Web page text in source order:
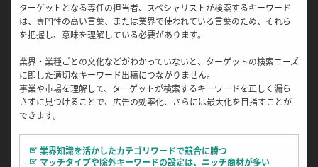
ターゲットとなる専任の担当者、スペシャリストが検索するキーワード
は、専門性の高い言葉、または業界で使われている言葉のため、それら
を把握し、意味を理解している必要があります。
業界・業種ごとの文化などがわかっていないと、ターゲットの検索ニーズ
に即した適切なキーワード出稿につながりません。
事業や市場を理解して、ターゲットが検索するキーワードを正しく漏ら
さずに見つけることで、広告の効率化、さらには最大化を目指すことが
できます。
業界知識を活かしたカテゴリワードで競合に勝つ
マッチタイプや除外キーワードの設定は、ニッチ商材が多い